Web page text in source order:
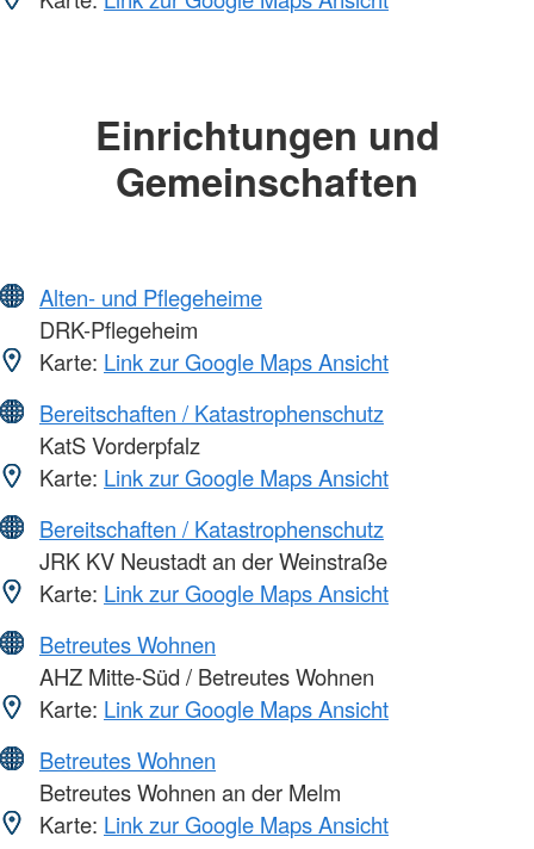
Einrichtungen und
Gemeinschaften
Alten- und Pflegeheime
DRK-Pflegeheim
Karte: Link zur Google Maps Ansicht
Bereitschaften / Katastrophenschutz
KatS Vorderpfalz
Karte: Link zur Google Maps Ansicht
Bereitschaften / Katastrophenschutz
JRK KV Neustadt an der Weinstraße
Karte: Link zur Google Maps Ansicht
Betreutes Wohnen
AHZ Mitte-Süd / Betreutes Wohnen
Karte: Link zur Google Maps Ansicht
Betreutes Wohnen
Betreutes Wohnen an der Melm
Karte: Link zur Google Maps Ansicht